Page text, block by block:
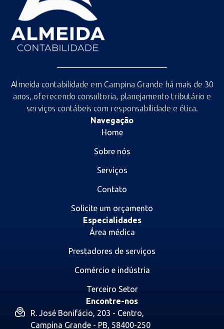
Almeida contabilidade em Campina Grande há mais de 30
anos, oferecendo consultoria, planejamento tributário e
serviços contábeis com responsabilidade e ética.
Navegação
Home
Sobre nós
Serviços
Contato
Solicite um orçamento
Especialidades
Área médica
Prestadores de serviços
Comércio e indústria
Terceiro Setor
Encontre-nos
R. José Bonifácio, 203 - Centro,
Campina Grande - PB, 58400-250